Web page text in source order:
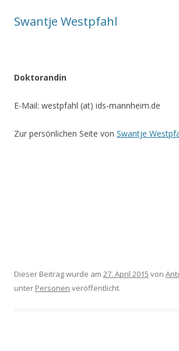
Swantje Westpfahl
Doktorandin
E-Mail: westpfahl (at) ids-mannheim.de
Zur persönlichen Seite von Swantje
Dieser Beitrag wurde am 27. April 2015 von
unter Personen veröffentlicht.